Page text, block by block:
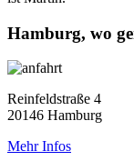
Hamburg, wo
Reinfeldstraße 4
20146 Hamburg
Mehr Infos